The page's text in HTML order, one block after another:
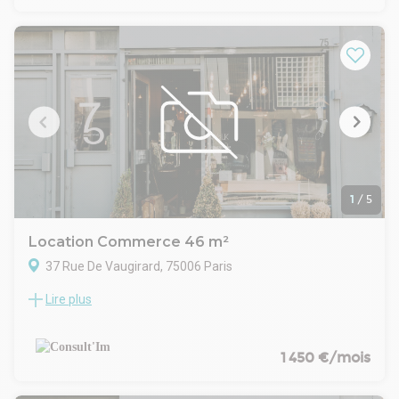
1 / 5
Location Commerce 46 m²
37 Rue De Vaugirard, 75006 Paris
Emplacement dynamique a proximité du M° Saint Placide,
m².
CARACTERISTIQUES DE L'OFFRE
Lire plus
1 450 €/mois